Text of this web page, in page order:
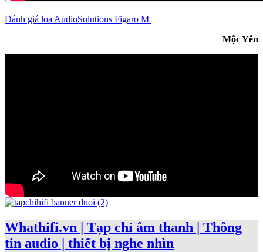
Đánh giá loa AudioSolutions Figaro M
Mộc Yên
Whathifi.vn | Tạp chí âm thanh | Thông
tin audio | thiết bị nghe nhìn